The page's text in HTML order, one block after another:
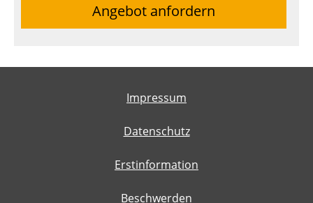
Angebot anfordern
Impressum
Datenschutz
Erstinformation
Beschwerden